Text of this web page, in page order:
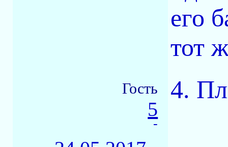
его
тот
Гость
5
-
4.